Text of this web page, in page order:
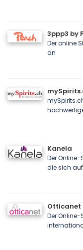
3ppp3 by
Der online
an
Kanela
Der
die sich auf
Otticanet
Der